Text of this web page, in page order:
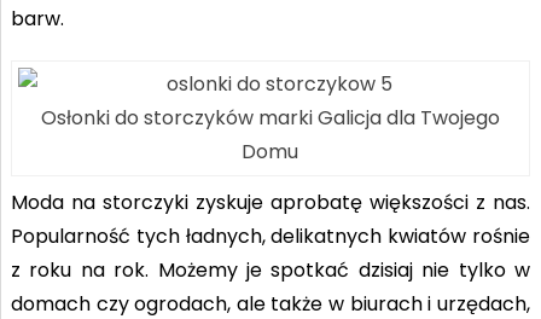
barw.
Osłonki do storczyków marki Galicja dla Twojego
Domu
Moda na storczyki zyskuje aprobatę większości z nas.
Popularność tych ładnych, delikatnych kwiatów rośnie
z roku na rok. Możemy je spotkać dzisiaj nie tylko w
domach czy ogrodach, ale także w biurach i urzędach,